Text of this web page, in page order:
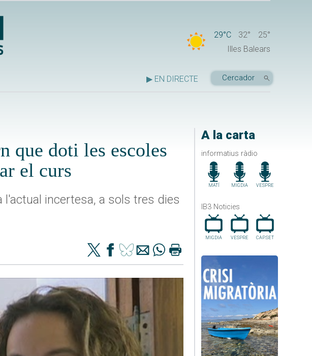
29°C 32°
25°
Illes Balears
▶ EN DIRECTE
A la carta
informatius ràdio
MATÍ MIGDIA VESPRE
IB3 Noticies
MIGDIA VESPRE CAP.SET
que doti les escoles
el curs
incertesa, a sols tres dies